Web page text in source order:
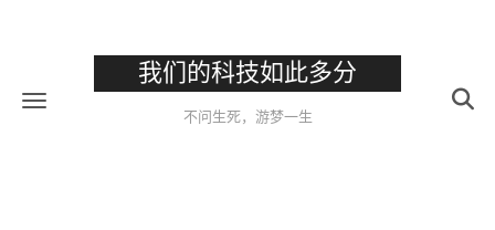
我们的科技如此多分
不问生死，游梦一生